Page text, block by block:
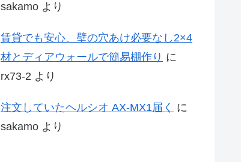
sakamo より
賃貸でも安心、壁の穴あけ必要なし2×4
材とディアウォールで簡易棚作り に
rx73-2 より
注文していたヘルシオ AX-MX1届く に
sakamo より